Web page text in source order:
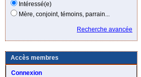
Intéressé(e)
Mère, conjoint, témoins, parrain...
Recherche avancée
Accès membres
Connexion